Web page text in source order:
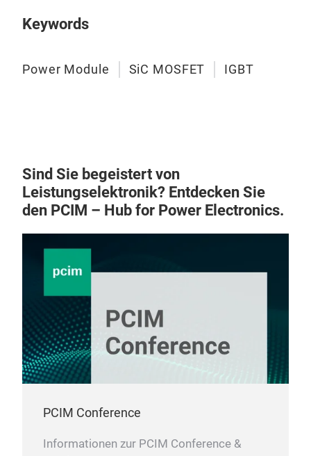
Keywords
Power Module SiC MOSFET IGBT
Sind Sie begeistert von
Leistungselektronik? Entdecken Sie
den PCIM – Hub for Power Electronics.
PCIM Conference
Informationen zur PCIM Conference &